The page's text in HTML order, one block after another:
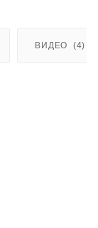
ВИДЕО (4)